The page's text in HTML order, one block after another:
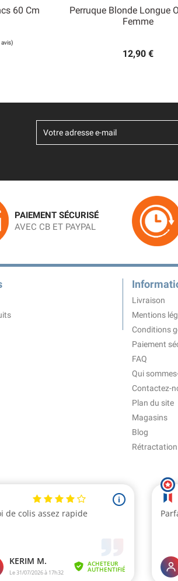
60 Cm
Perruque Blonde Longue
Femme
12,90 €
Aperçu rapide
PAIEMENT SÉCURISÉ
AVEC CB ET PAYPAL
Livraison
Mentions
Conditions
Paiement
FAQ
Qui
Contactez-
Plan du site
Magasins
Blog
Rétractation